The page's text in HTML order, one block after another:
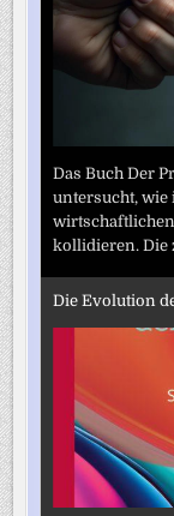
Das Buch Der
untersucht, wie
kollidieren. Die
Die Evolution